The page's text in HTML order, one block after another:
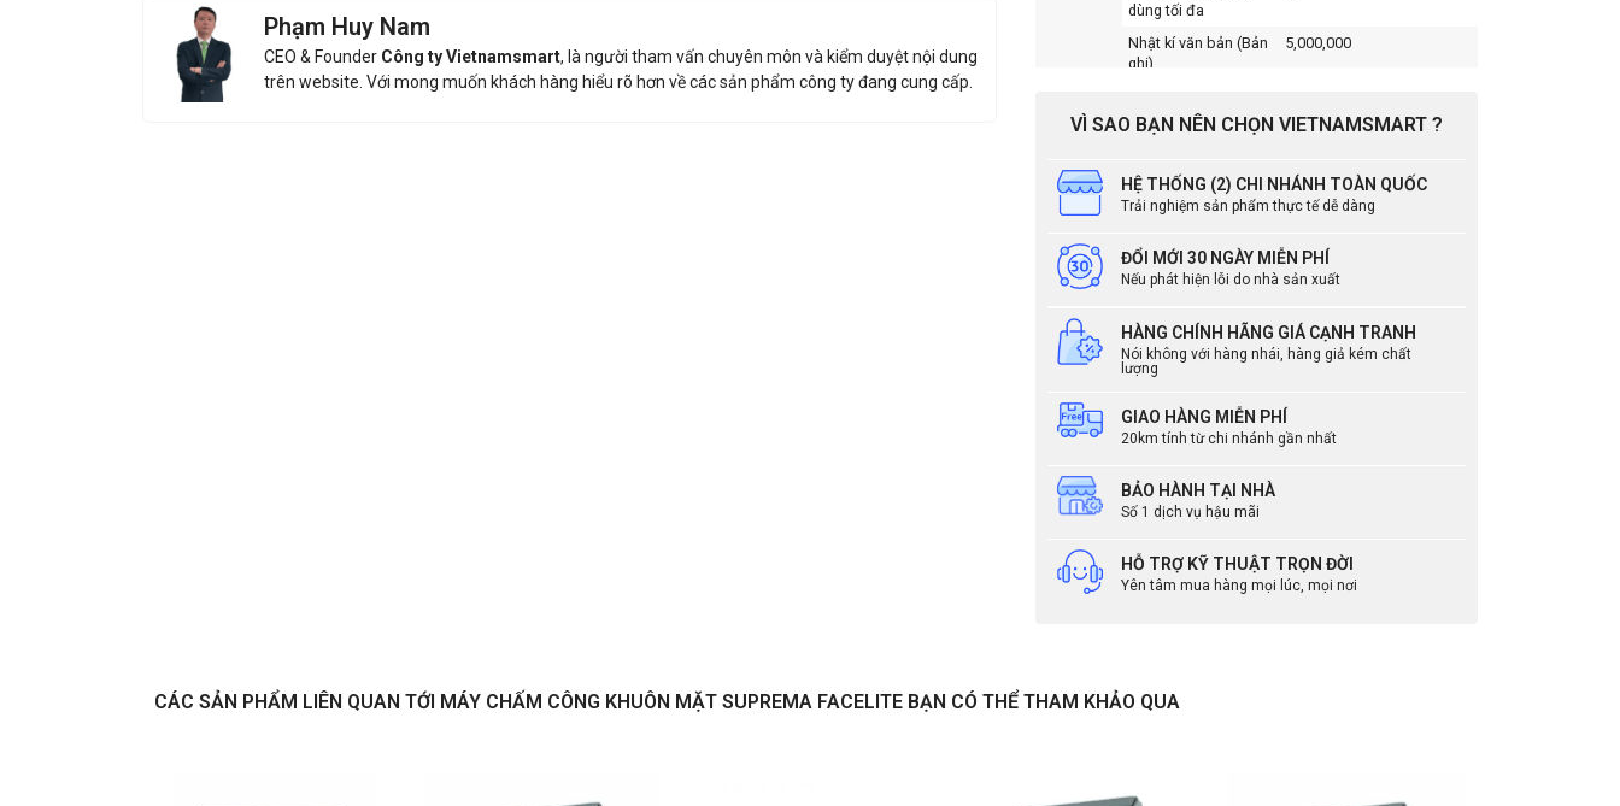
Phạm Huy Nam
CEO & Founder Công ty Vietnamsmart, là người tham vấn chuyên môn và kiểm duyệt nội dung
trên website. Với mong muốn khách hàng hiểu rõ hơn về các sản phẩm công ty đang cung cấp.
dùng tối đa
Nhật kí văn bản (Bản
ghi)
5,000,000
(Ảnh)
Bộ nhớ
8GB Flash + 1GB RAM
Kiểu màn hình LCD
2” color TFT LCD
LED
Không hỗ trợ
Âm thanh
24 bit Voice DSP (echo
Nhiệt độ hoạt động
-20°C ~ 50°C
Nhiệt độ bảo quản
-40°C ~ 70°C
Độ ẩm lưu kho
0% ~ 90%, không ngưng tụ
Kích thước (WxHxD,
Tamper
Hỗ trợ
VÌ SAO BẠN NÊN CHỌN VIETNAMSMART ?
HỆ THỐNG (2) CHI NHÁNH TOÀN QUỐC
Trải nghiệm sản phẩm thực tế dễ dàng
ĐỔI MỚI 30 NGÀY MIỄN PHÍ
Nếu phát hiện lỗi do nhà sản xuất
HÀNG CHÍNH HÃNG GIÁ CẠNH TRANH
Nói không với hàng nhái, hàng giả kém chất
lượng
GIAO HÀNG MIỄN PHÍ
20km tính từ chi nhánh gần nhất
BẢO HÀNH TẠI NHÀ
Số 1 dịch vụ hậu mãi
HỖ TRỢ KỸ THUẬT TRỌN ĐỜI
Yên tâm mua hàng mọi lúc, mọi nơi
CÁC SẢN PHẨM LIÊN QUAN TỚI MÁY CHẤM CÔNG KHUÔN MẶT SUPREMA FACELITE BẠN CÓ THỂ THAM KHẢO QUA
Nhận báo giá sản phẩm: Máy Chấm Công Khuôn Mặt Suprema FaceLite
Liên hệ
Tôi Không dùng